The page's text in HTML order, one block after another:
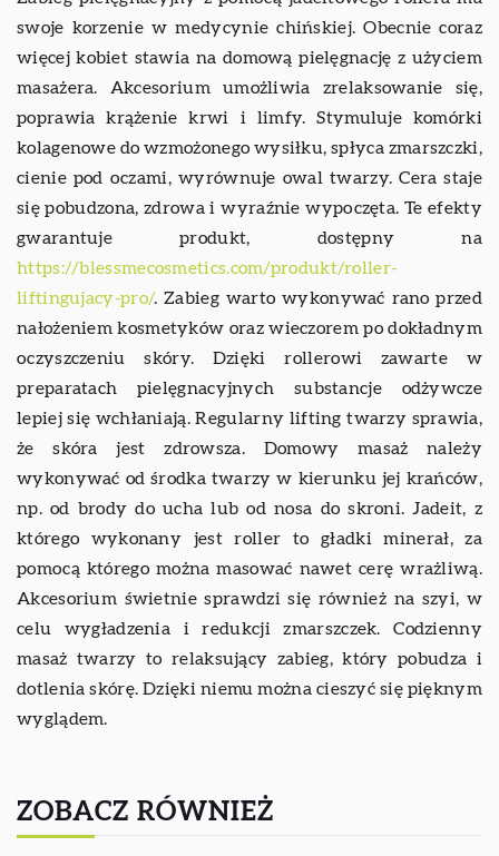
swoje korzenie w medycynie chińskiej. Obecnie coraz
więcej kobiet stawia na domową pielęgnację z użyciem
masażera. Akcesorium umożliwia zrelaksowanie się,
poprawia krążenie krwi i limfy. Stymuluje komórki
kolagenowe do wzmożonego wysiłku, spłyca zmarszczki,
cienie pod oczami, wyrównuje owal twarzy. Cera staje
się pobudzona, zdrowa i wyraźnie wypoczęta. Te efekty
gwarantuje produkt, dostępny na
https://blessmecosmetics.com/produkt/roller-
liftingujacy-pro/. Zabieg warto wykonywać rano przed
nałożeniem kosmetyków oraz wieczorem po dokładnym
oczyszczeniu skóry. Dzięki rollerowi zawarte w
preparatach pielęgnacyjnych substancje odżywcze
lepiej się wchłaniają. Regularny lifting twarzy sprawia,
że skóra jest zdrowsza. Domowy masaż należy
wykonywać od środka twarzy w kierunku jej krańców,
np. od brody do ucha lub od nosa do skroni. Jadeit, z
którego wykonany jest roller to gładki minerał, za
pomocą którego można masować nawet cerę wrażliwą.
Akcesorium świetnie sprawdzi się również na szyi, w
celu wygładzenia i redukcji zmarszczek. Codzienny
masaż twarzy to relaksujący zabieg, który pobudza i
dotlenia skórę. Dzięki niemu można cieszyć się pięknym
wyglądem.
ZOBACZ RÓWNIEŻ